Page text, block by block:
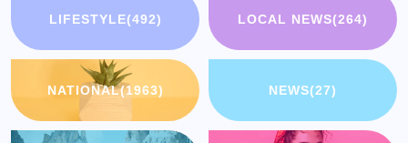
LIFESTYLE(492) LOCAL NEWS(264)
NATIONAL(1963) NEWS(27)